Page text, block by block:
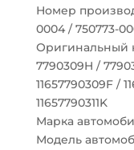
Номер
0004 / 750773-
Оригинальный
7790309H /
11657790309F /
11657790311K
Марка
Модель